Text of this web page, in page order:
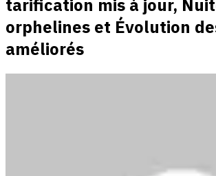
tarification mis à jour,
orphelines et Évolution
améliorés